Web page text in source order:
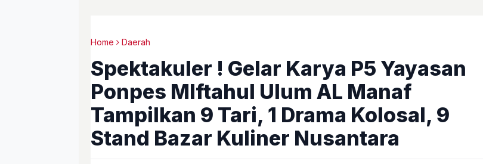
Home Daerah
Spektakuler ! Gelar Karya P5 Yayasan
Ponpes MIftahul Ulum AL Manaf
Tampilkan 9 Tari, 1 Drama Kolosal, 9
Stand Bazar Kuliner Nusantara